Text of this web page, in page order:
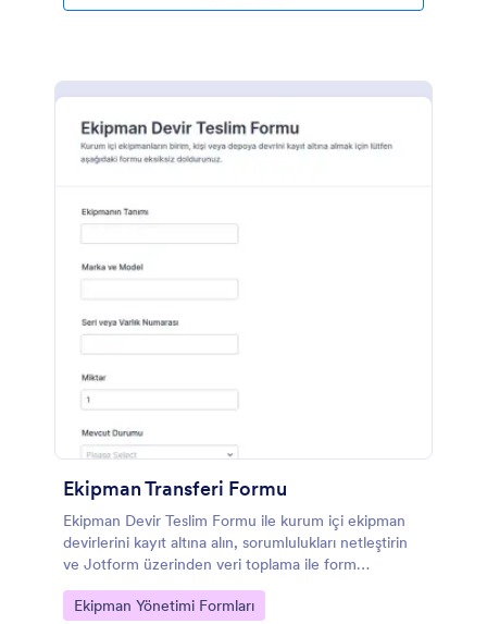
Ekipman Transferi Formu
Ekipman Devir Teslim Formu ile kurum içi ekipman
devirlerini kayıt altına alın, sorumlulukları netleştirin
ve Jotform üzerinden veri toplama ile form
yanıtlarını düzenli şekilde yönetin.
Go to Category:
Ekipman Yönetimi Formları